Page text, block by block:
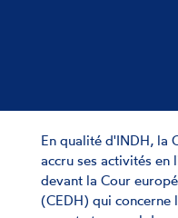
En qualité d'INDH, la
accru ses activités en
devant la Cour
(CEDH) qui concerne